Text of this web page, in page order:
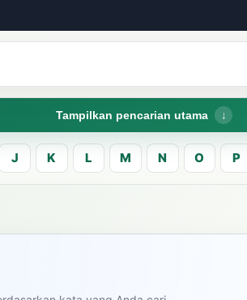
Tampilkan pencarian utama
J K L M N O P